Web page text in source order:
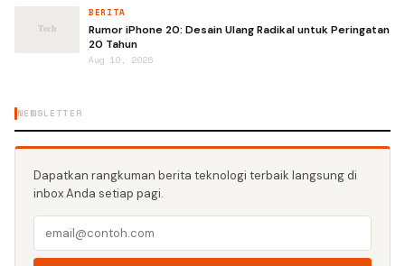
BERITA
Rumor iPhone 20: Desain Ulang Radikal untuk Peringatan
20 Tahun
Aug 10, 2026
NEWSLETTER
Dapatkan rangkuman berita teknologi terbaik langsung di
inbox Anda setiap pagi.